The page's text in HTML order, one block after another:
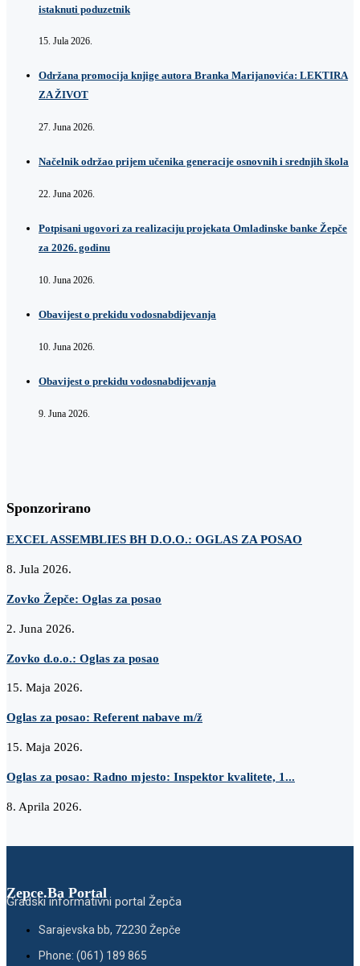
istaknuti poduzetnik
15. Jula 2026.
Održana promocija knjige autora Branka Marijanovića: LEKTIRA
ZA ŽIVOT
27. Juna 2026.
Načelnik održao prijem učenika generacije osnovnih i srednjih škola
22. Juna 2026.
Potpisani ugovori za realizaciju projekata Omladinske banke Žepče
za 2026. godinu
10. Juna 2026.
Obavijest o prekidu vodosnabdijevanja
10. Juna 2026.
Obavijest o prekidu vodosnabdijevanja
9. Juna 2026.
Sponzorirano
EXCEL ASSEMBLIES BH D.O.O.: OGLAS ZA POSAO
8. Jula 2026.
Zovko Žepče: Oglas za posao
2. Juna 2026.
Zovko d.o.o.: Oglas za posao
15. Maja 2026.
Oglas za posao: Referent nabave m/ž
15. Maja 2026.
Oglas za posao: Radno mjesto: Inspektor kvalitete, 1...
8. Aprila 2026.
Zepce.Ba Portal
Gradski informativni portal Žepča
Sarajevska bb, 72230 Žepče
Phone: (061) 189 865